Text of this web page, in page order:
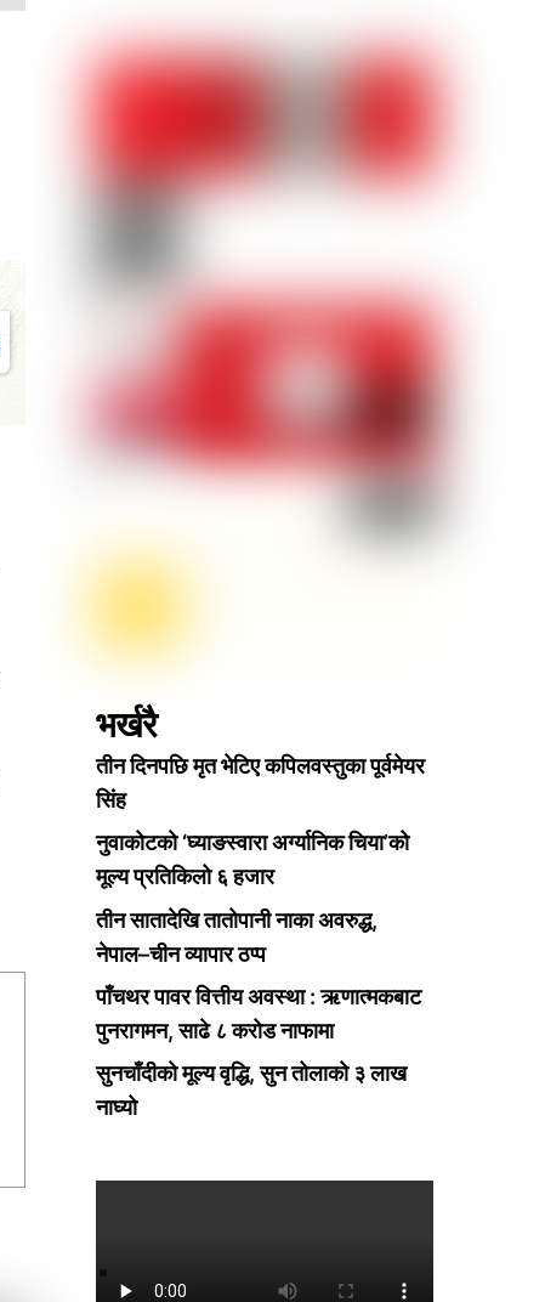
भर्खरै
तीन दिनपछि मृत भेटिए कपिलवस्तुका पूर्वमेयर
सिंह
नुवाकोटको ‘घ्याङस्वारा अर्ग्यानिक चिया’को
मूल्य प्रतिकिलो ६ हजार
तीन सातादेखि तातोपानी नाका अवरुद्ध,
नेपाल–चीन व्यापार ठप्प
पाँचथर पावर वित्तीय अवस्था : ऋणात्मकबाट
पुनरागमन, साढे ८ करोड नाफामा
सुनचाँदीको मूल्य वृद्धि, सुन तोलाको ३ लाख
नाघ्यो